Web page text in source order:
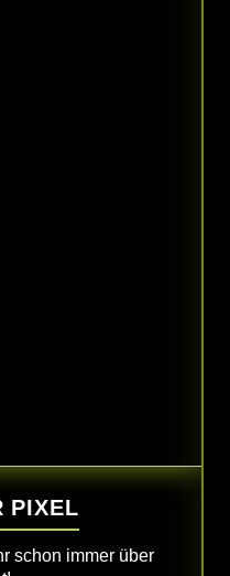
PIXEL
schon immer über